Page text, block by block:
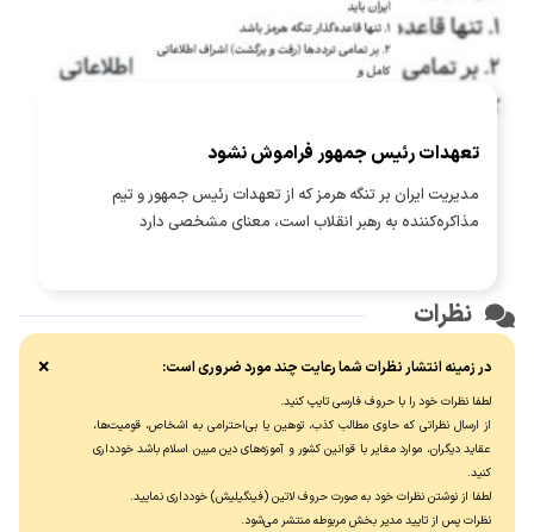
تعهدات رئیس جمهور فراموش نشود
مدیریت ایران بر تنگه هرمز که از تعهدات رئیس جمهور و تیم
مذاکره‌کننده به رهبر انقلاب است، معنای مشخصی دارد
نظرات
در زمینه انتشار نظرات شما رعایت چند مورد ضروری است:
لطفا نظرات خود را با حروف فارسی تایپ کنید.
از ارسال نظراتی که حاوی مطالب کذب، توهین یا بی‌احترامی به اشخاص، قومیت‌ها،
عقاید دیگران، موارد مغایر با قوانین کشور و آموزه‌های دین مبین اسلام باشد خودداری
کنید.
لطفا از نوشتن نظرات خود به صورت حروف لاتین (فینگیلیش) خودداری نماييد.
نظرات پس از تایید مدیر بخش مربوطه منتشر می‌شود.
×